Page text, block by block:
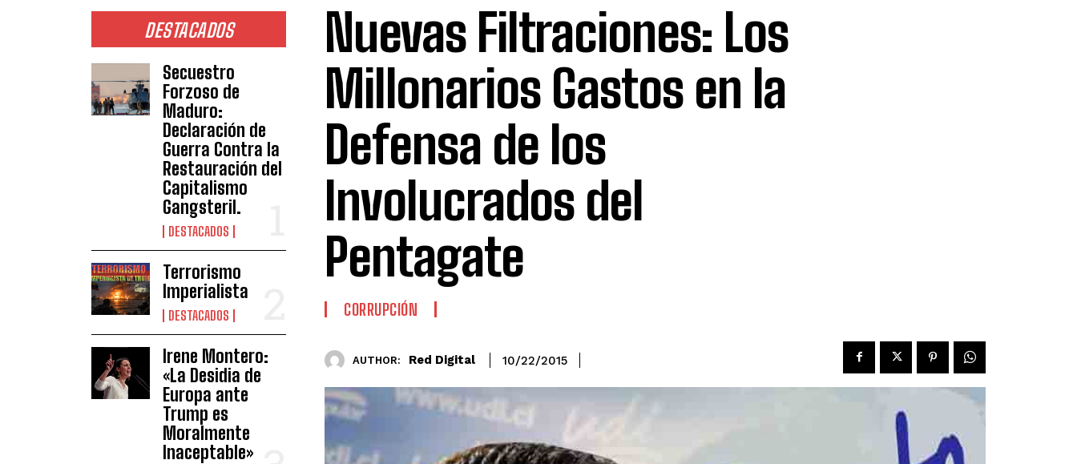
DESTACADOS
Secuestro
Forzoso de
Maduro:
Declaración de
Guerra Contra la
Restauración del
Capitalismo
Gangsteril.
DESTACADOS
Terrorismo
Imperialista
DESTACADOS
Irene Montero:
«La Desidia de
Europa ante
Trump es
Moralmente
Inaceptable»
Nuevas Filtraciones: Los
Millonarios Gastos en la
Defensa de los
Involucrados del
Pentagate
CORRUPCIÓN
AUTHOR: Red Digital 10/22/2015